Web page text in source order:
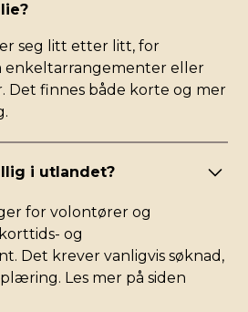
seg litt etter litt, for
enkeltarrangementer eller
Det finnes både korte og mer
i utlandet?
for volontører og
og
Det krever vanligvis søknad,
Les mer på siden